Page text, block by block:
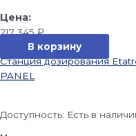
217 345₽
В корзину
Станция дозирования
PANEL
Доступность: Есть в